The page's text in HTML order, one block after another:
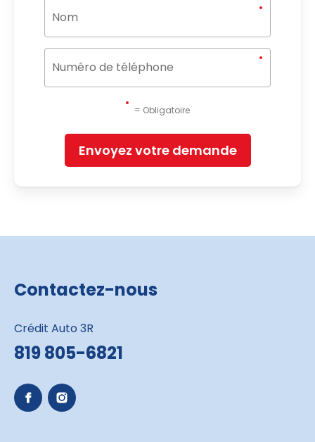
= Obligatoire
Envoyez votre demande
Contactez-nous
Crédit Auto 3R
819 805-6821